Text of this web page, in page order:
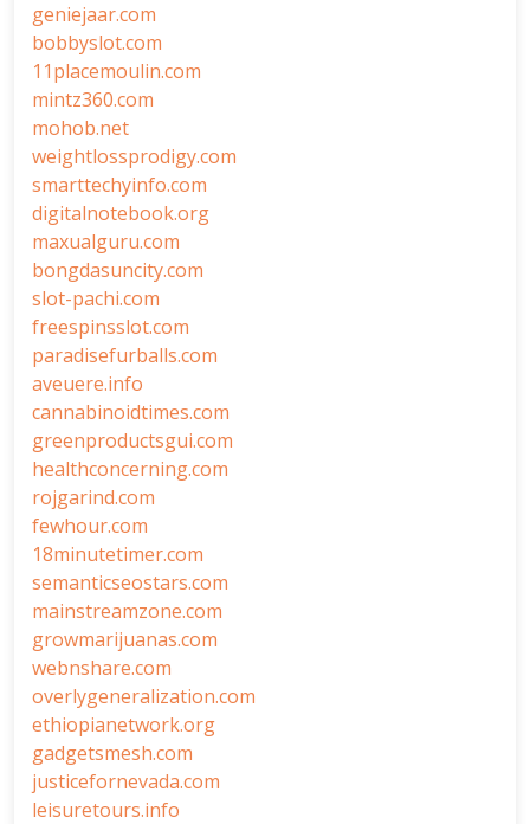
geniejaar.com
bobbyslot.com
11placemoulin.com
mintz360.com
mohob.net
weightlossprodigy.com
smarttechyinfo.com
digitalnotebook.org
maxualguru.com
bongdasuncity.com
slot-pachi.com
freespinsslot.com
paradisefurballs.com
aveuere.info
cannabinoidtimes.com
greenproductsgui.com
healthconcerning.com
rojgarind.com
fewhour.com
18minutetimer.com
semanticseostars.com
mainstreamzone.com
growmarijuanas.com
webnshare.com
overlygeneralization.com
ethiopianetwork.org
gadgetsmesh.com
justicefornevada.com
leisuretours.info